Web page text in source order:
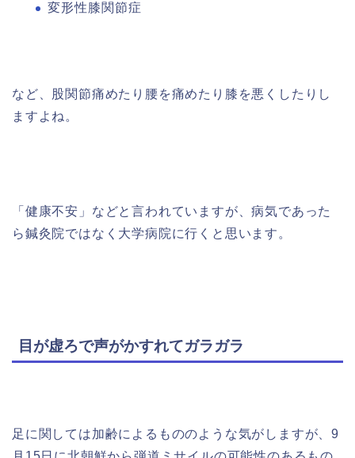
変形性膝関節症
など、股関節痛めたり腰を痛めたり膝を悪くしたりし
ますよね。
「健康不安」などと言われていますが、病気であった
ら鍼灸院ではなく大学病院に行くと思います。
目が虚ろで声がかすれてガラガラ
足に関しては加齢によるもののような気がしますが、9